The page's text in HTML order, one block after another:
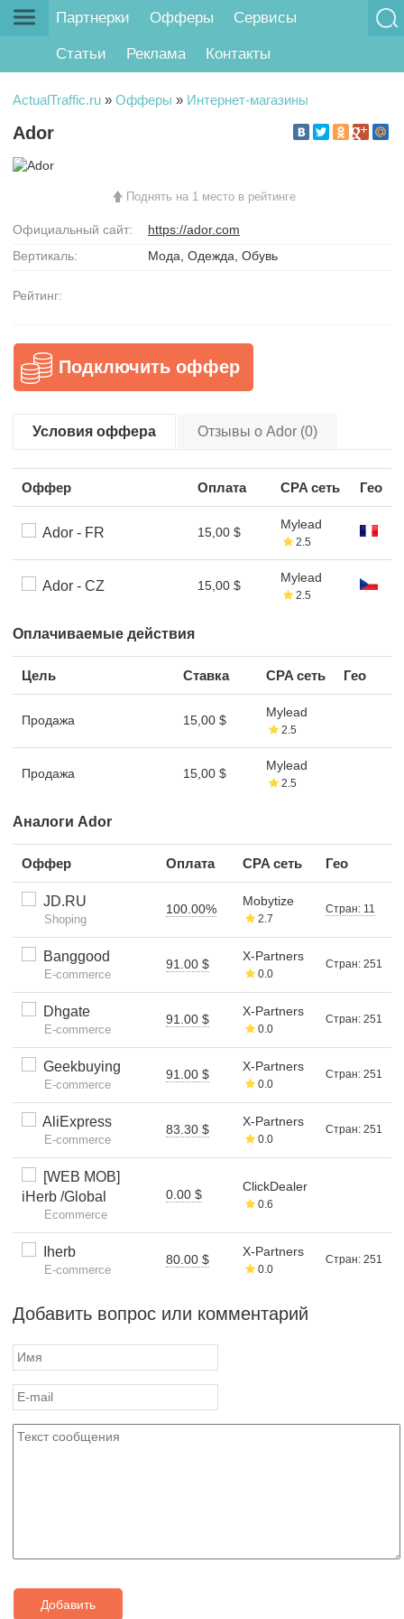
Партнерки Офферы Сервисы
Статьи Реклама Контакты
ActualTraffic.ru » Офферы » Интернет-магазины
Ador
Поднять на 1 место в рейтинге
Официальный сайт:
https://ador.com
Вертикаль:
Мода, Одежда, Обувь
Рейтинг:
Подключить оффер
Условия оффера Отзывы о Ador (0)
Оффер Оплата CPA сеть Гео
Ador - FR 15,00 $
Mylead
2.5
Ador - CZ 15,00 $
Mylead
2.5
Оплачиваемые действия
Цель Ставка CPA сеть Гео
Продажа 15,00 $
Mylead
2.5
Продажа 15,00 $
Mylead
2.5
Аналоги Ador
Оффер Оплата CPA сеть Гео
JD.RU
Shoping
100.00%
Mobytize
2.7
Стран: 11
Banggood
E-commerce
91.00 $
X-Partners
0.0
Стран: 251
Dhgate
E-commerce
91.00 $
X-Partners
0.0
Стран: 251
Geekbuying
E-commerce
91.00 $
X-Partners
0.0
Стран: 251
AliExpress
E-commerce
83.30 $
X-Partners
0.0
Стран: 251
[WEB MOB]
iHerb /Global
Ecommerce
0.00 $
ClickDealer
0.6
Iherb
E-commerce
80.00 $
X-Partners
0.0
Стран: 251
Добавить вопрос или комментарий
Добавить